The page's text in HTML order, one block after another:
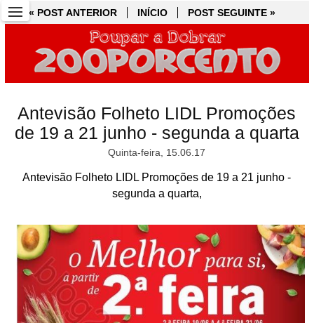
« POST ANTERIOR INÍCIO POST SEGUINTE »
Antevisão Folheto LIDL Promoções
de 19 a 21 junho - segunda a quarta
Quinta-feira, 15.06.17
Antevisão Folheto LIDL Promoções de 19 a 21 junho -
segunda a quarta,
« POST ANTERIOR INÍCIO POST SEGUINTE »